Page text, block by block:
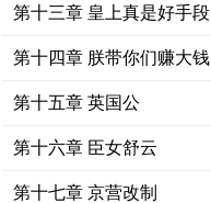
第十三章 皇上真是好手段
第十四章 朕带你们赚大钱
第十五章 英国公
第十六章 臣女舒云
第十七章 京营改制